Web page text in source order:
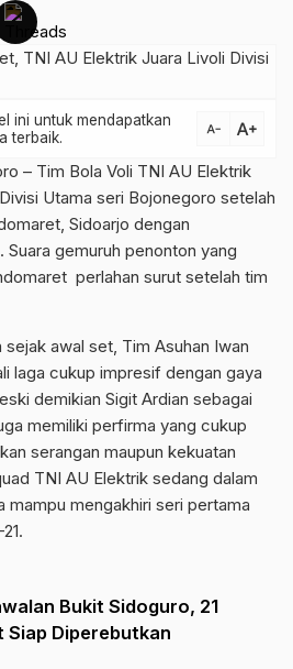
ini untuk mendapatkan
terbaik.
text_decrease text_increase
– Tim Bola Voli TNI AU Elektrik
Utama seri Bojonegoro setelah
Sidoarjo dengan
gemuruh penonton yang
perlahan surut setelah tim
awal set, Tim Asuhan Iwan
laga cukup impresif dengan gaya
demikian Sigit Ardian sebagai
memiliki perfirma yang cukup
serangan maupun kekuatan
TNI AU Elektrik sedang dalam
mengakhiri seri pertama
Bukit Sidoguro, 21
Siap Diperebutkan